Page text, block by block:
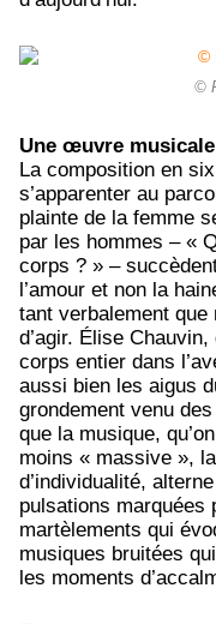
©
Une œuvre musicale
La composition en
s’apparenter au
plainte de la femme
par les hommes – «
corps ? » –
l’amour et non la
tant verbalement
d’agir. Élise
corps entier dans
aussi bien les aigus
grondement venu
que la musique,
moins « massive »,
d’individualité,
pulsations marquées
martèlements qui
musiques bruitées
les moments